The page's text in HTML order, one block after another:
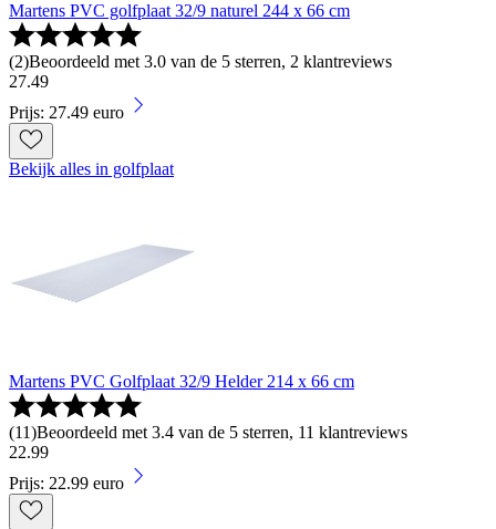
Martens PVC golfplaat 32/9 naturel 244 x 66 cm
(2)Beoordeeld met 3.0 van de 5 sterren, 2 klantreviews
27.49
Prijs: 27.49 euro
Bekijk alles in golfplaat
Martens PVC Golfplaat 32/9 Helder 214 x 66 cm
(11)Beoordeeld met 3.4 van de 5 sterren, 11 klantreviews
22.99
Prijs: 22.99 euro